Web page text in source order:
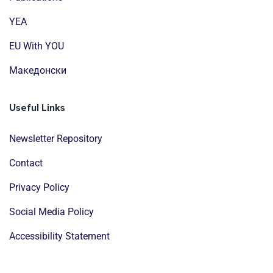
YEA
EU With YOU
Mакедонски
Useful Links
Newsletter Repository
Contact
Privacy Policy
Social Media Policy
Accessibility Statement